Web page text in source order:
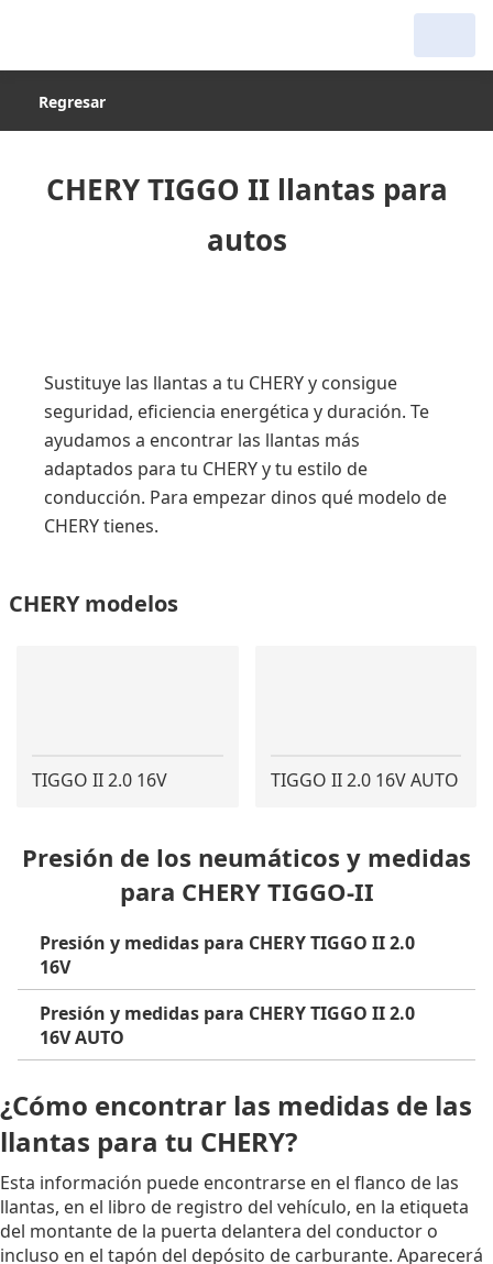
Regresar
CHERY TIGGO II llantas para
autos
Sustituye las llantas a tu CHERY y consigue
seguridad, eficiencia energética y duración. Te
ayudamos a encontrar las llantas más
adaptados para tu CHERY y tu estilo de
conducción. Para empezar dinos qué modelo de
CHERY tienes.
CHERY modelos
TIGGO II 2.0 16V TIGGO II 2.0 16V AUTO
Presión de los neumáticos y medidas
para CHERY TIGGO-II
Presión y medidas para CHERY TIGGO II 2.0
16V
Presión y medidas para CHERY TIGGO II 2.0
16V AUTO
¿Cómo encontrar las medidas de las
llantas para tu CHERY?
Esta información puede encontrarse en el flanco de las
llantas, en el libro de registro del vehículo, en la etiqueta
del montante de la puerta delantera del conductor o
incluso en el tapón del depósito de carburante. Aparecerá